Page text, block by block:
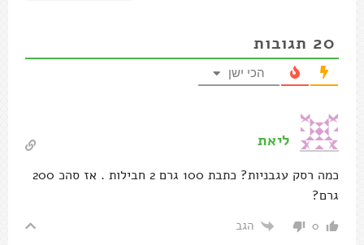
20 תגובות
הכי ישן
ליאת
כמה רסק עגבניות? כתבת 100 גרם 2 חבילות . אז סהכ 200
גרם?
0 הגב